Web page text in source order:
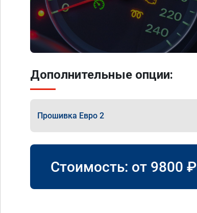
Дополнительные опции:
Прошивка Евро 2
Стоимость: от 9800 ₽